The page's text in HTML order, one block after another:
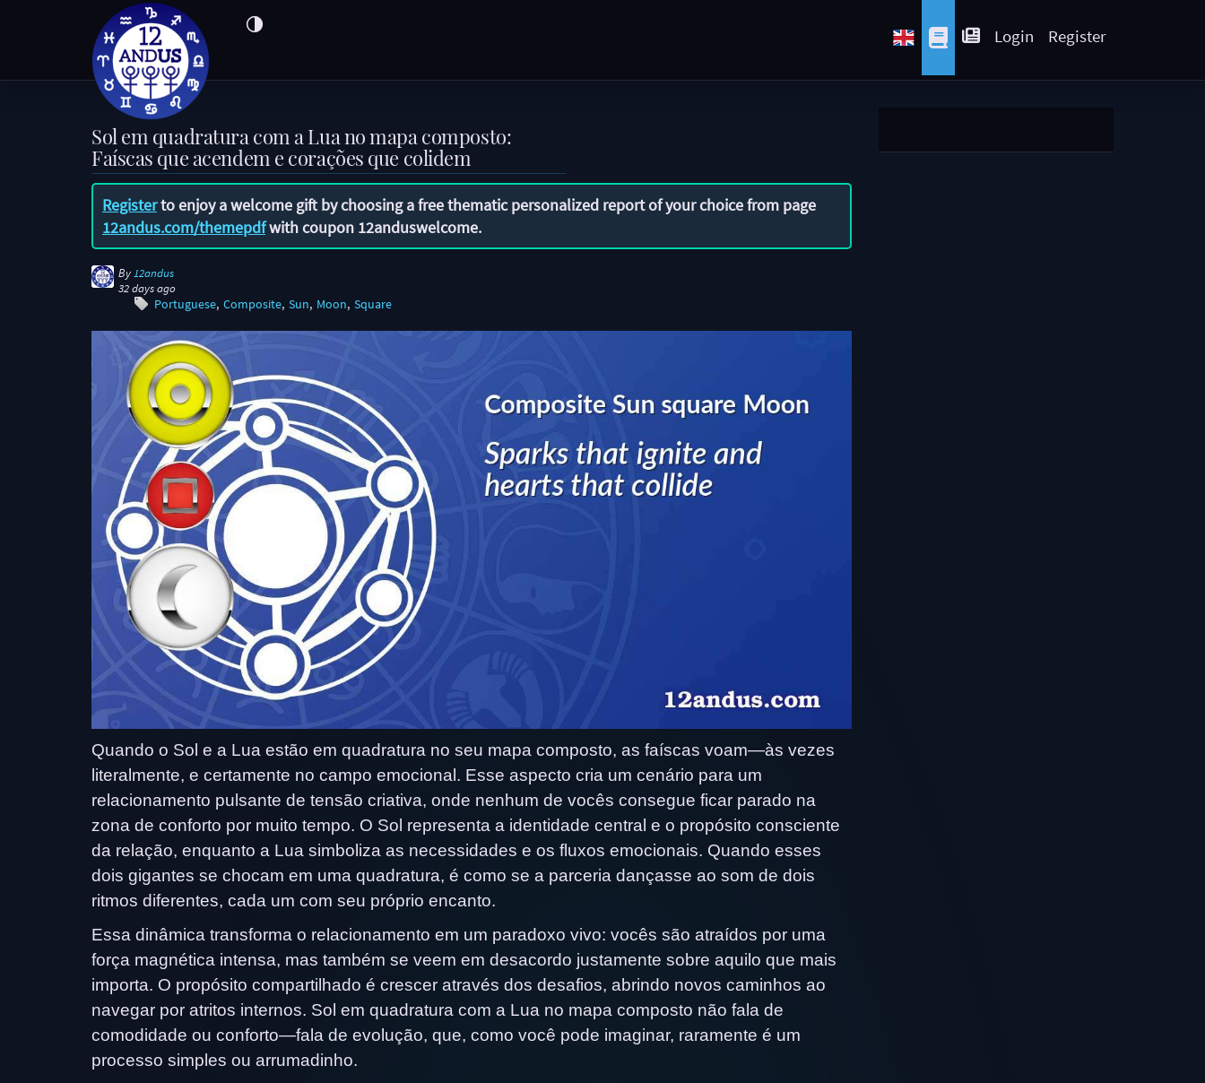
Login Register
Sol em quadratura com a Lua no mapa composto:
Faíscas que acendem e corações que colidem
Registerto enjoy a welcome gift by choosing a free thematic personalized report of your choice from page
12andus.com/themepdfwith coupon 12anduswelcome.
By 12andus
32 days ago
Portuguese Composite Sun Moon Square
Quando o Sol e a Lua estão em quadratura no seu mapa composto, as faíscas voam—às vezes
literalmente, e certamente no campo emocional. Esse aspecto cria um cenário para um
relacionamento pulsante de tensão criativa, onde nenhum de vocês consegue ficar parado na
zona de conforto por muito tempo. O Sol representa a identidade central e o propósito consciente
da relação, enquanto a Lua simboliza as necessidades e os fluxos emocionais. Quando esses
dois gigantes se chocam em uma quadratura, é como se a parceria dançasse ao som de dois
ritmos diferentes, cada um com seu próprio encanto.
Essa dinâmica transforma o relacionamento em um paradoxo vivo: vocês são atraídos por uma
força magnética intensa, mas também se veem em desacordo justamente sobre aquilo que mais
importa. O propósito compartilhado é crescer através dos desafios, abrindo novos caminhos ao
navegar por atritos internos. Sol em quadratura com a Lua no mapa composto não fala de
comodidade ou conforto—fala de evolução, que, como você pode imaginar, raramente é um
processo simples ou arrumadinho.